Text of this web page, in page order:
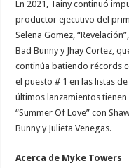
En 2021, Tainy continuó
productor ejecutivo del
Selena Gomez,
Bad Bunny y Jhay Cortez,
continúa batiendo récords
el puesto # 1 en las listas
últimos lanzamientos
“Summer Of Love” con
Bunny y Julieta Venegas.
Acerca de Myke Towers